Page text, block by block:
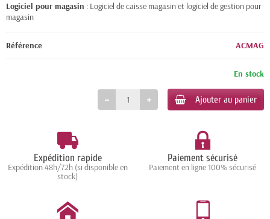
Logiciel pour magasin : Logiciel de caisse magasin et logiciel de gestion pour
magasin
Référence ACMAG
En stock
Ajouter au panier
Expédition rapide
Expédition 48h/72h (si disponible en
stock)
Paiement sécurisé
Paiement en ligne 100% sécurisé